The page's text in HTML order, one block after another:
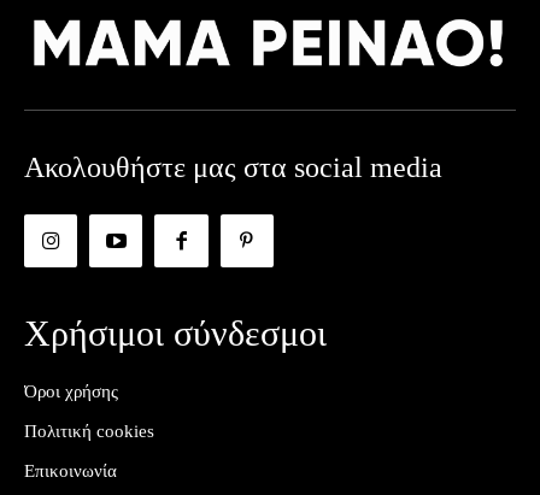
Ακολουθήστε μας στα social media
Χρήσιμοι σύνδεσμοι
Όροι χρήσης
Πολιτική cookies
Επικοινωνία